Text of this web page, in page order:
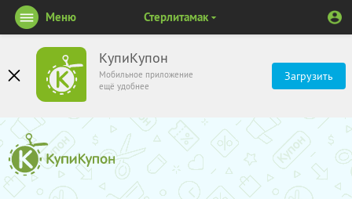
КупиКупон
Мобильное приложение
ещё удобнее
Загрузить
Меню Стерлитамак